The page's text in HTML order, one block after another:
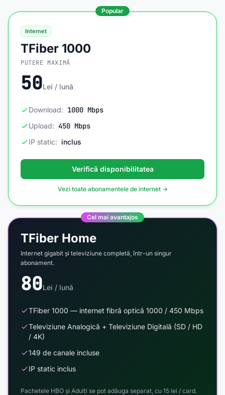
Popular
Internet
TFiber 1000
PUTERE MAXIMĂ
50Lei / lună
Download: 1000 Mbps
Upload: 450 Mbps
IP static: inclus
Verifică disponibilitatea
Vezi toate abonamentele de internet →
Cel mai avantajos
TFiber Home
Internet gigabit și televiziune completă, într-un singur
abonament.
80Lei / lună
TFiber 1000 — internet fibră optică 1000 / 450 Mbps
Televiziune Analogică + Televiziune Digitală (SD / HD
/ 4K)
149 de canale incluse
IP static inclus
Pachetele HBO și Adulți se pot adăuga separat, cu 15 lei / card.